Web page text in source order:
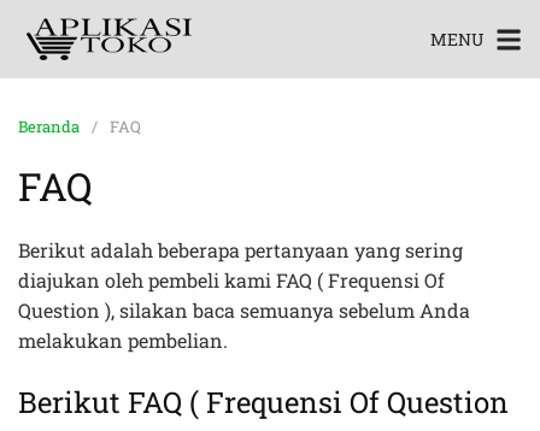
MENU
Beranda FAQ
FAQ
Berikut adalah beberapa pertanyaan yang sering
diajukan oleh pembeli kami FAQ ( Frequensi Of
Question ), silakan baca semuanya sebelum Anda
melakukan pembelian.
Berikut FAQ ( Frequensi Of Question